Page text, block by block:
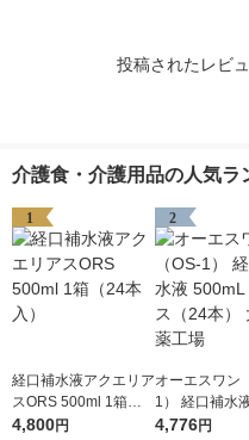
投稿されたレビ
介護食・介護用品の人気ラ
1
経口補水液アクエリア
スORS 500ml 1箱（2
4本入）
4,800円
2
オーエスワン
1） 経口補水
L 1ケース（24
4,776円